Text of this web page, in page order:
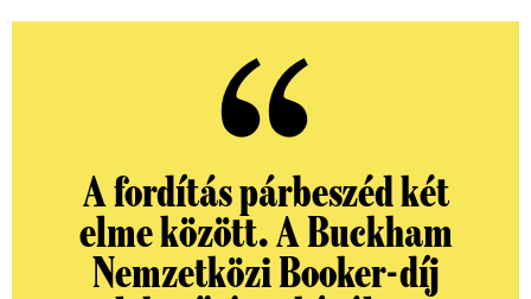
A fordítás párbeszéd két
elme között. A Buckham
Nemzetközi Booker-díj